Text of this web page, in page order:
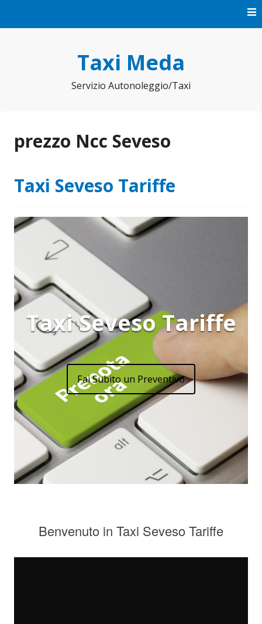
Taxi Meda
Servizio Autonoleggio/Taxi
prezzo Ncc Seveso
Taxi Seveso Tariffe
Taxi Seveso Tariffe
Fai Subito un Preventivo
Benvenuto in Taxi Seveso Tariffe